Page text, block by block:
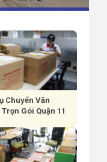
Chuyển Văn
Gói Quận 11